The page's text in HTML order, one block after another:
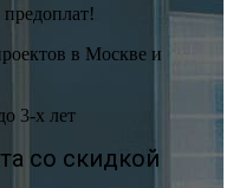
в Москве и
3-х лет
со скидкой